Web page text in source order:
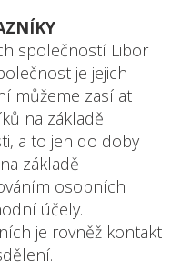
společností Libor
je jejich
můžeme zasílat
na základě
a to jen do doby
základě
osobních
účely.
je rovněž kontakt